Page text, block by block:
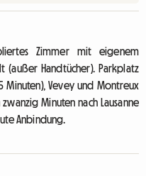
Zimmer mit eigenem
(außer Handtücher). Parkplatz
Minuten), Vevey und Montreux
Minuten nach Lausanne
Anbindung.